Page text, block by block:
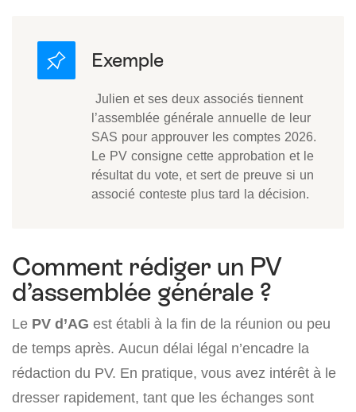
Julien et ses deux associés tiennent
l’assemblée générale annuelle de leur
SAS pour approuver les comptes 2026.
Le PV consigne cette approbation et le
résultat du vote, et sert de preuve si un
associé conteste plus tard la décision.
Comment rédiger un PV
d’assemblée générale ?
Le PV d’AG est établi à la fin de la réunion ou peu
de temps après. Aucun délai légal n’encadre la
rédaction du PV. En pratique, vous avez intérêt à le
dresser rapidement, tant que les échanges sont